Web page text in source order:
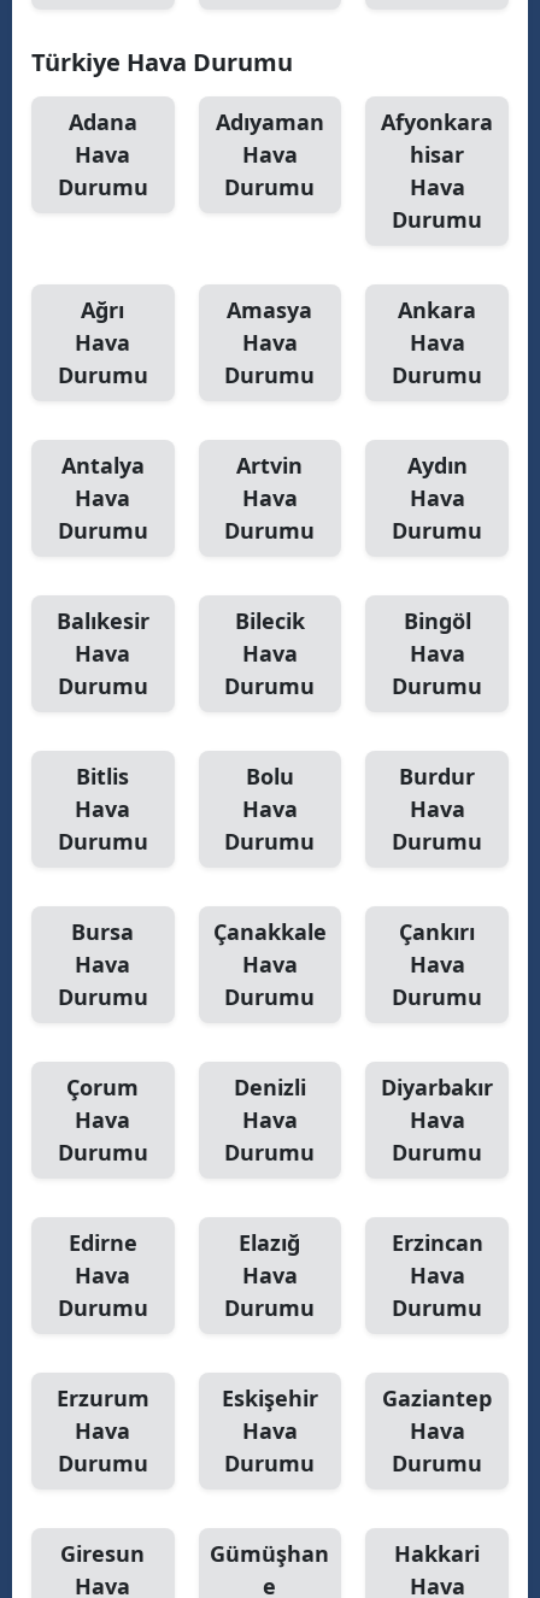
Türkiye Hava Durumu
Adana
Hava
Durumu
Adıyaman
Hava
Durumu
Afyonkara
hisar
Hava
Durumu
Ağrı
Hava
Durumu
Amasya
Hava
Durumu
Ankara
Hava
Durumu
Antalya
Hava
Durumu
Artvin
Hava
Durumu
Aydın
Hava
Durumu
Balıkesir
Hava
Durumu
Bilecik
Hava
Durumu
Bingöl
Hava
Durumu
Bitlis
Hava
Durumu
Bolu
Hava
Durumu
Burdur
Hava
Durumu
Bursa
Hava
Durumu
Çanakkale
Hava
Durumu
Çankırı
Hava
Durumu
Çorum
Hava
Durumu
Denizli
Hava
Durumu
Diyarbakır
Hava
Durumu
Edirne
Hava
Durumu
Elazığ
Hava
Durumu
Erzincan
Hava
Durumu
Erzurum
Hava
Durumu
Eskişehir
Hava
Durumu
Gaziantep
Hava
Durumu
Giresun
Hava
Gümüşhan
e
Hakkari
Hava